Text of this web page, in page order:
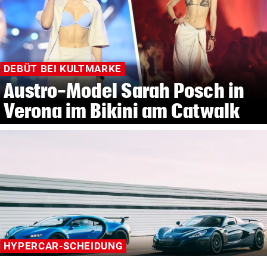
DEBÜT BEI KULTMARKE
Austro-Model Sarah Posch in
Verona im Bikini am Catwalk
HYPERCAR-SCHEIDUNG